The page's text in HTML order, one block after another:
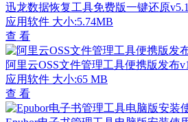
迅龙数据恢复工具免费版一键还原
应用软件 大小:5.74MB
查 看
阿里云OSS文件管理工具便携版发布
应用软件 大小:65 MB
查 看